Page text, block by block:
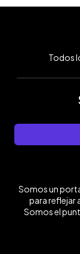
Todos
Somos un
para reflejar
Somos el